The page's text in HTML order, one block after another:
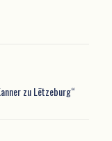
zu Lëtzeburg“